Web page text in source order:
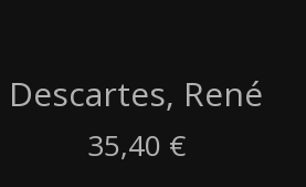
Descartes, René
35,40 €